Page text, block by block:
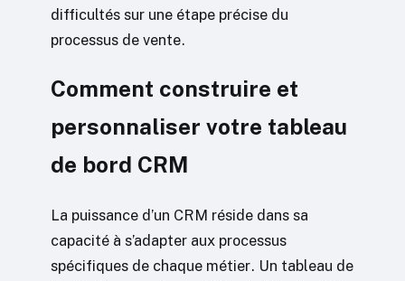
difficultés sur une étape précise du
processus de vente.
Comment construire et
personnaliser votre tableau
de bord CRM
La puissance d’un CRM réside dans sa
capacité à s’adapter aux processus
spécifiques de chaque métier. Un tableau de